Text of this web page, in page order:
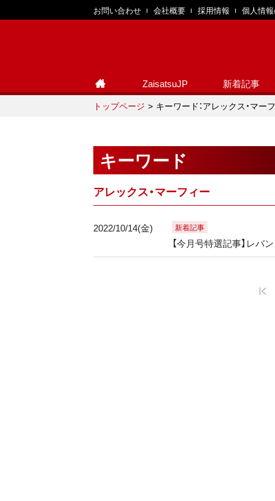
お問い合わせ 会社概要 採用情報 個人情
ZaisatsuJP 新着記事
トップページ キーワード：アレックス・マー
キーワード
アレックス・マーフィー
2022/10/14(金) 新着記事
【今月号特選記事】レバ